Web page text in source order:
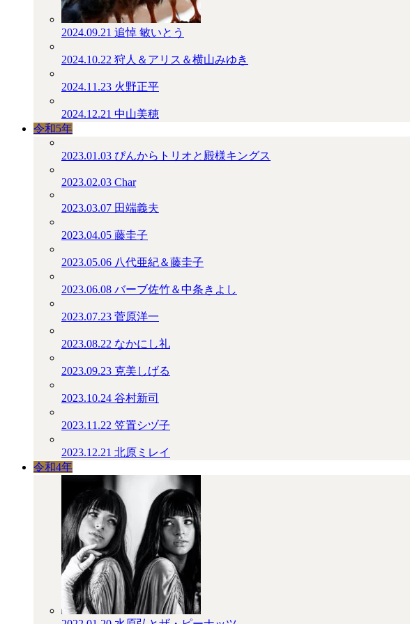
2024.09.21 追悼 敏いとう
2024.10.22 狩人＆アリス＆横山みゆき
2024.11.23 火野正平
2024.12.21 中山美穂
令和5年
2023.01.03 ぴんからトリオと殿様キングス
2023.02.03 Char
2023.03.07 田端義夫
2023.04.05 藤圭子
2023.05.06 八代亜紀＆藤圭子
2023.06.08 バーブ佐竹＆中条きよし
2023.07.23 菅原洋一
2023.08.22 なかにし礼
2023.09.23 克美しげる
2023.10.24 谷村新司
2023.11.22 笠置シヅ子
2023.12.21 北原ミレイ
令和4年